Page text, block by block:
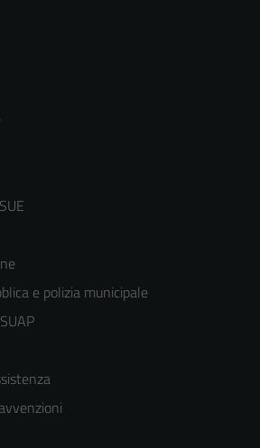
e polizia municipale